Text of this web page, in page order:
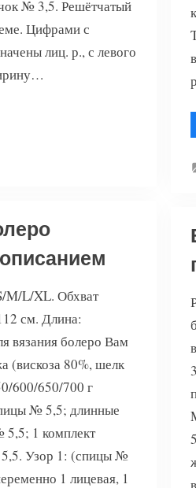
№ 3,5. Решётчатый
Цифрами с
лиц. р., с левого
M/L/XL. Обхват
см. Длина:
вязания болеро Вам
(вискоза 80%, шелк
600/650/700 г
№ 5,5; длинные
1 комплект
Узор 1: (спицы №
1 лицевая, 1